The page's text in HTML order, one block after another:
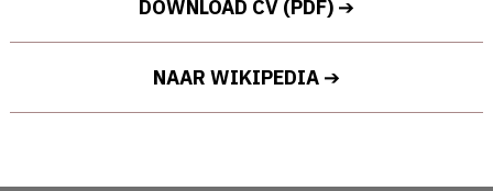
DOWNLOAD CV (PDF)
NAAR WIKIPEDIA